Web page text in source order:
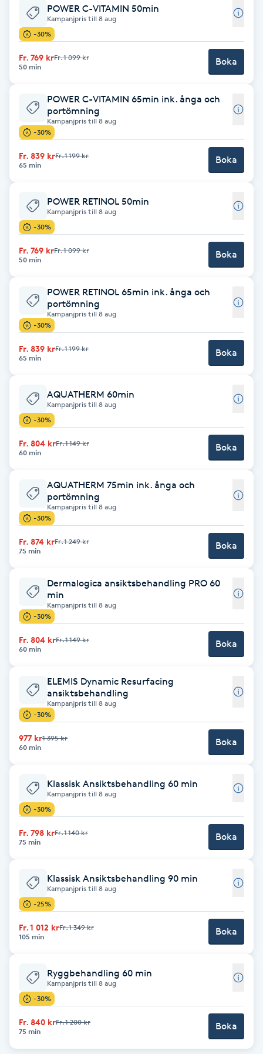
Babylights
Balayage
Bambumassage
Barnklippning
BIAB
Blowout
Bottenfärg
Brynfärgning
Brynplockning
Celluliter
Coachning
Color correction
Cryoterapi
Dermapen
Diamantslipning
E
Enzympeeling
Extensions
Eyeliner-tatuering
Face framing
Fet hårbotten
Fettreducering
Fillers
Fotmassage
POWER C-VITAMIN 50min
Kampanjpris till 8 aug
-30%
Fr. 769 krFr. 1 099 kr
50 min
Boka
POWER C-VITAMIN 65min ink. ånga och
portömning
Kampanjpris till 8 aug
-30%
Fr. 839 krFr. 1 199 kr
65 min
Boka
POWER RETINOL 50min
Kampanjpris till 8 aug
-30%
Fr. 769 krFr. 1 099 kr
50 min
Boka
POWER RETINOL 65min ink. ånga och
portömning
Kampanjpris till 8 aug
-30%
Fr. 839 krFr. 1 199 kr
65 min
Boka
AQUATHERM 60min
Kampanjpris till 8 aug
-30%
Fr. 804 krFr. 1 149 kr
60 min
Boka
AQUATHERM 75min ink. ånga och
portömning
Kampanjpris till 8 aug
-30%
Fr. 874 krFr. 1 249 kr
75 min
Boka
Dermalogica ansiktsbehandling PRO 60
min
Kampanjpris till 8 aug
-30%
Fr. 804 krFr. 1 149 kr
60 min
Boka
ELEMIS Dynamic Resurfacing
ansiktsbehandling
Kampanjpris till 8 aug
-30%
977 kr1 395 kr
60 min
Boka
Klassisk Ansiktsbehandling 60 min
Kampanjpris till 8 aug
-30%
Fr. 798 krFr. 1 140 kr
75 min
Boka
Klassisk Ansiktsbehandling 90 min
Kampanjpris till 8 aug
-25%
Fr. 1 012 krFr. 1 349 kr
105 min
Boka
Ryggbehandling 60 min
Kampanjpris till 8 aug
-30%
Fr. 840 krFr. 1 200 kr
75 min
Boka